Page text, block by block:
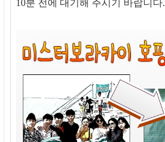
10분 전에 대기해 주시기 바랍니다.